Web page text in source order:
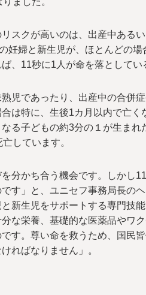
スクが高いのは、出産中ある
妊婦と新生児が、ほとんどの場
、11秒に1人が命を落としてい
児であったり、出産中の合併
は特に、生後1カ月以内で亡く
る子どもの約3分の１が生まれ
しています。
分かち合う機会です。しかし
す」と、ユニセフ事務局長の
新生児をサポートする専門技
な栄養、基礎的な医薬品やワ
す。尊い命を救うため、国民
ればなりません」。